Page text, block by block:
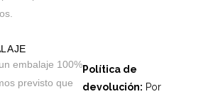
embalaje 100%
previsto que
Política de
devolución: Por